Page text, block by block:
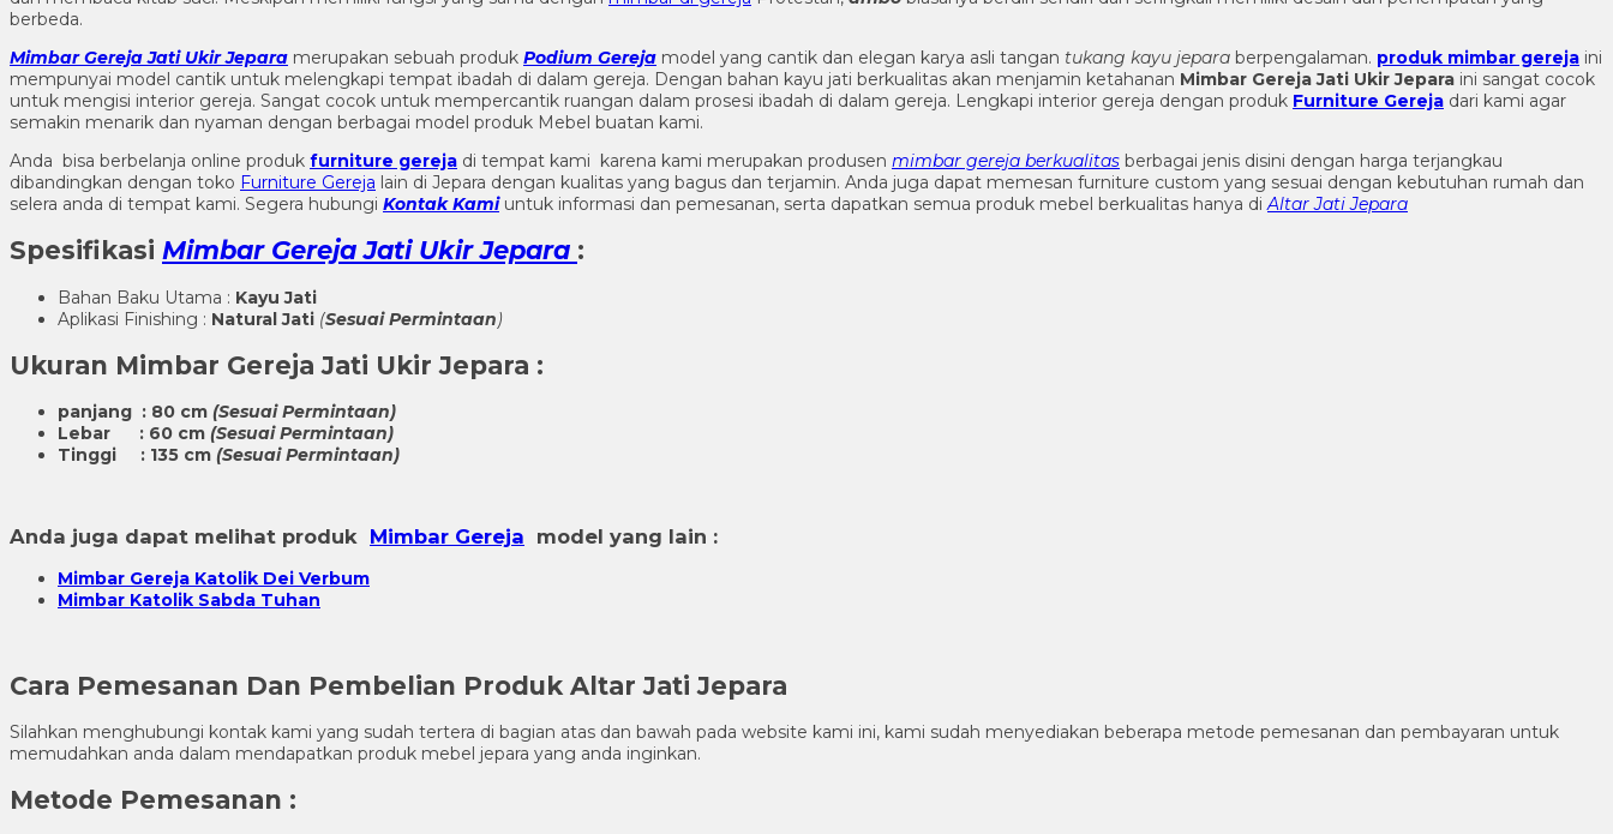
berbeda.
Mimbar Gereja Jati Ukir Jepara merupakan sebuah produk Podium Gereja model yang cantik dan elegan karya asli tangan tukang kayu jepara berpengalaman. produk mimbar gereja ini
mempunyai model cantik untuk melengkapi tempat ibadah di dalam gereja. Dengan bahan kayu jati berkualitas akan menjamin ketahanan Mimbar Gereja Jati Ukir Jepara ini sangat cocok
untuk mengisi interior gereja. Sangat cocok untuk mempercantik ruangan dalam prosesi ibadah di dalam gereja. Lengkapi interior gereja dengan produk Furniture Gereja dari kami agar
semakin menarik dan nyaman dengan berbagai model produk Mebel buatan kami.
Anda bisa berbelanja online produk furniture gereja di tempat kami karena kami merupakan produsen mimbar gereja berkualitas berbagai jenis disini dengan harga terjangkau
dibandingkan dengan toko Furniture Gereja lain di Jepara dengan kualitas yang bagus dan terjamin. Anda juga dapat memesan furniture custom yang sesuai dengan kebutuhan rumah dan
selera anda di tempat kami. Segera hubungi Kontak Kamiuntuk informasi dan pemesanan, serta dapatkan semua produk mebel berkualitas hanya diAltar Jati Jepara
Spesifikasi Mimbar Gereja Jati Ukir Jepara :
Bahan Baku Utama : Kayu Jati
Aplikasi Finishing : Natural Jati (Sesuai Permintaan)
Ukuran Mimbar Gereja Jati Ukir Jepara :
panjang : 80 cm (Sesuai Permintaan)
Lebar : 60 cm (Sesuai Permintaan)
Tinggi : 135 cm (Sesuai Permintaan)
Anda juga dapat melihat produk Mimbar Gereja model yang lain :
Mimbar Gereja Katolik Dei Verbum
Mimbar Katolik Sabda Tuhan
Cara Pemesanan Dan Pembelian Produk Altar Jati Jepara
Silahkan menghubungi kontak kami yang sudah tertera di bagian atas dan bawah pada website kami ini, kami sudah menyediakan beberapa metode pemesanan dan pembayaran untuk
memudahkan anda dalam mendapatkan produk mebel jepara yang anda inginkan.
Metode Pemesanan :